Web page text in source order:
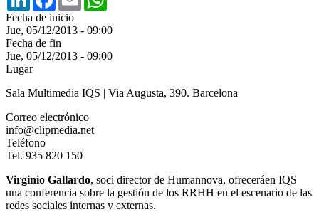
Fecha de inicio
Jue, 05/12/2013 - 09:00
Fecha de fin
Jue, 05/12/2013 - 09:00
Lugar
Sala Multimedia IQS | Via Augusta, 390. Barcelona
Correo electrónico
info@clipmedia.net
Teléfono
Tel. 935 820 150
Virginio Gallardo, soci director de Humannova, ofreceráen IQS
una conferencia sobre la gestión de los RRHH en el escenario de las
redes sociales internas y externas.